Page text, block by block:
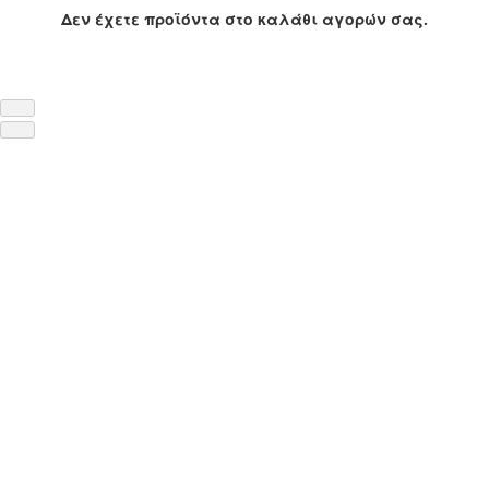
Δεν έχετε προϊόντα στο καλάθι αγορών σας.